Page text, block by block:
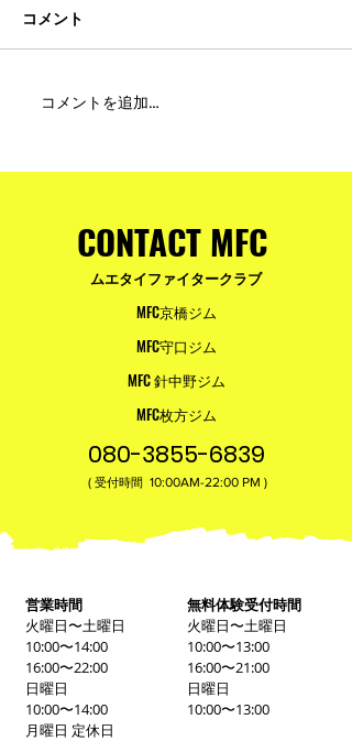
MFC DREAM FIGHT 24にご
皆様へ
コメント
コメントを追加…
CONTACT MFC
ムエタイファイタークラブ
MFC京橋ジム
MFC守口ジム
MFC 針中野ジム
MFC枚方ジム
080-3855-6839
( 受付時間 10:00AM-22:00​ PM )
営業時間
火曜日〜土曜日
10:00〜14:00
16:00〜22:00
日曜日
10:00〜14:00
月曜日 定休日
無料体験受付時間
火曜日〜土曜日
10:00〜13:00
16:00〜21:00
日曜日
10:00〜13:00